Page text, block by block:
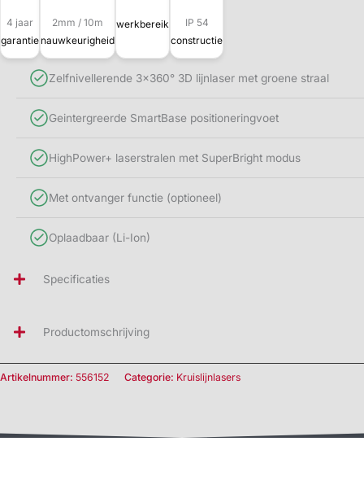
4 jaar
garantie
2mm / 10m
nauwkeurigheid
werkbereik
IP 54
constructie
Zelfnivellerende 3x360° 3D lijnlaser met groene straal
Geintergreerde SmartBase positioneringvoet
HighPower+ laserstralen met SuperBright modus
Met ontvanger functie (optioneel)
Oplaadbaar (Li-Ion)
Specificaties
Productomschrijving
Artikelnummer: 556152 Categorie: Kruislijnlasers